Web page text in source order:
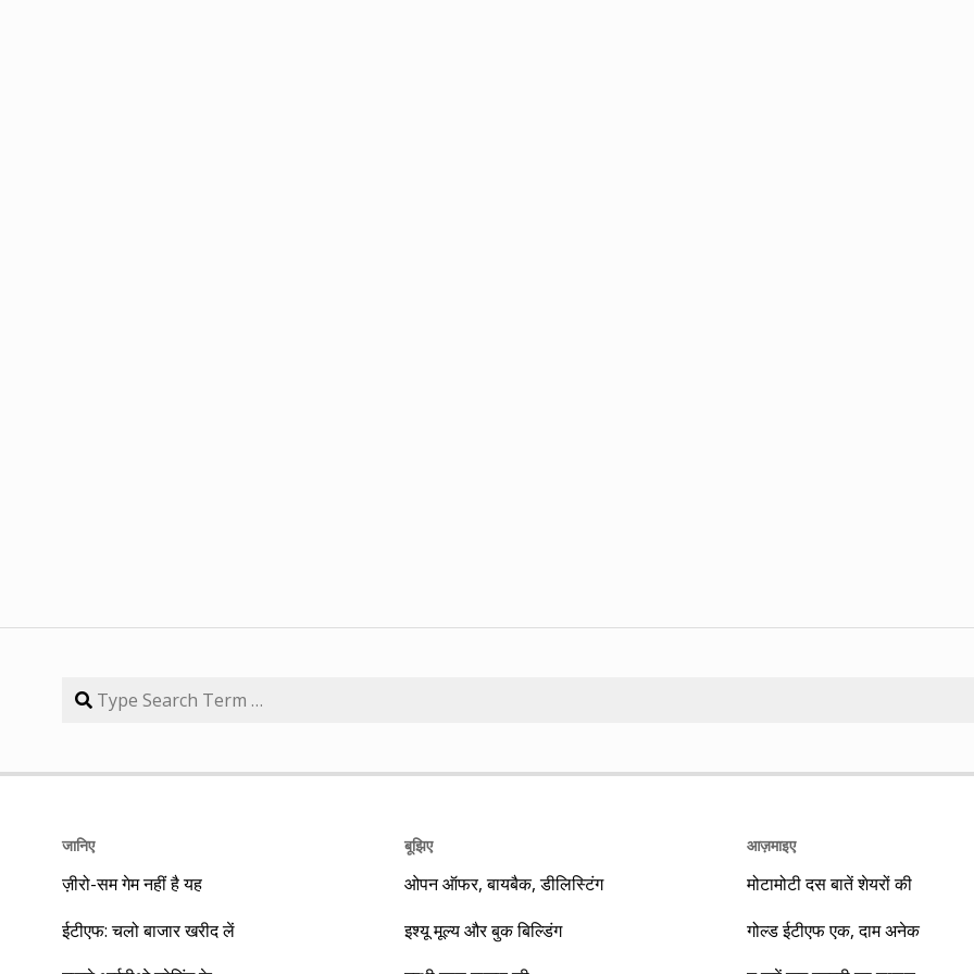
जानिए
ज़ीरो-सम गेम नहीं है यह
ईटीएफ: चलो बाजार खरीद लें
बूझिए
ओपन ऑफर, बायबैक, डीलिस्टिंग
इश्यू मूल्य और बुक बिल्डिंग
आज़माइए
मोटामोटी दस बातें शेयरों की
गोल्ड ईटीएफ एक, दाम अनेक